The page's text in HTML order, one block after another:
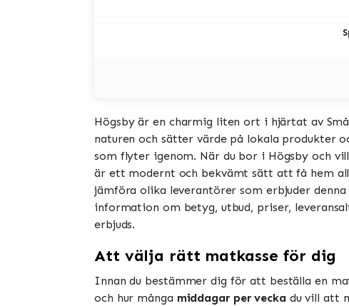
Högsby är en charmig liten ort i hjärtat av
naturen och sätter värde på lokala produkter
som flyter igenom. När du bor i Högsby och
är ett modernt och bekvämt sätt att få hem
jämföra olika leverantörer som erbjuder
information om betyg, utbud, priser,
erbjuds.
Att välja rätt matkasse för dig
Innan du bestämmer dig för att beställa en
och hur många middagar per veckadu vill att